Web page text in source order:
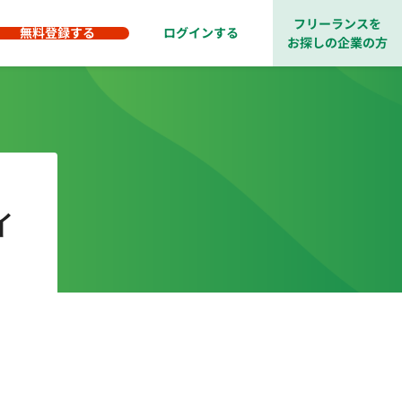
無料登録する ログインする
フリーランスを
お探しの企業の方